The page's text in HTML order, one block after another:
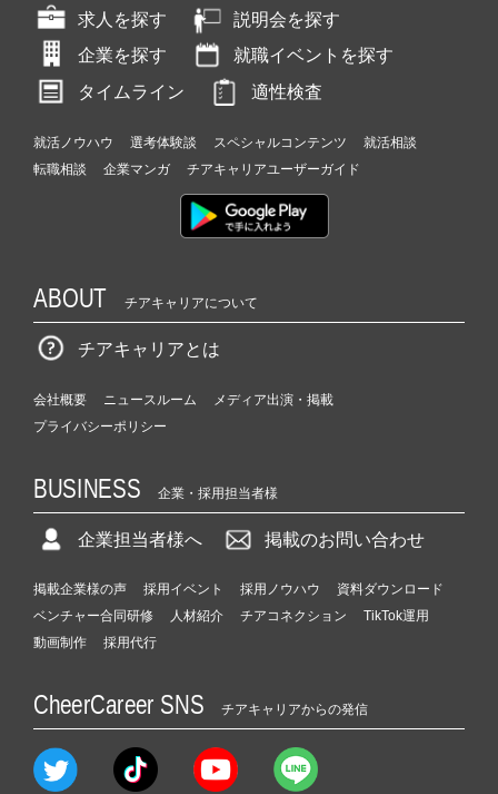
求人を探す
説明会を探す
企業を探す
就職イベントを探す
タイムライン
適性検査
就活ノウハウ 選考体験談 スペシャルコンテンツ
就活相談
転職相談
企業マンガ チアキャリアユーザーガイド
ABOUT チアキャリアについて
チアキャリアとは
会社概要 ニュースルーム
メディア出演・掲載
プライバシーポリシー
BUSINESS 企業・採用担当者様
企業担当者様へ 掲載のお問い合わせ
掲載企業様の声 採用イベント 採用ノウハウ
資料ダウンロード
ベンチャー合同研修
人材紹介 チアコネクション
TikTok運用
動画制作
採用代行
CheerCareer SNS チアキャリアからの発信